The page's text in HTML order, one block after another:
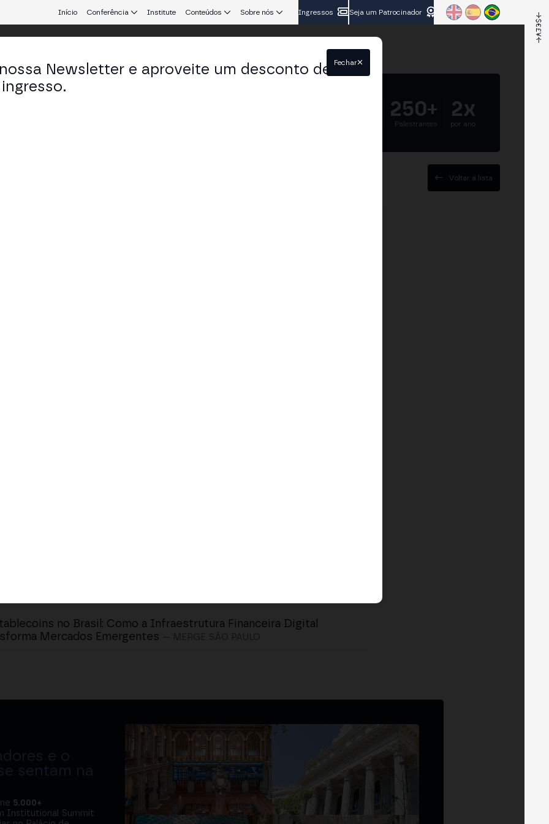
Início Conferência Institute Conteúdos Sobre nós Ingressos Seja um Patrocinador
250+
Palestrantes
2x
por ano
Voltar à lista
no Brasil: Como a Infraestrutura Financeira Digital
Mercados Emergentes
e o
sentam na
5.000+
Institutional Summit
Newsletter e aproveite um desconto de
Fechar